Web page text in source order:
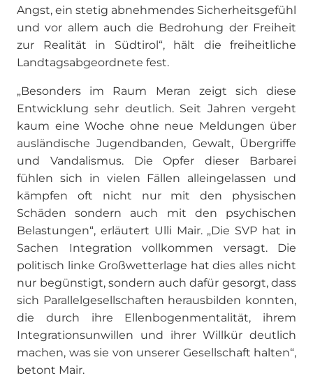
Angst, ein stetig abnehmendes Sicherheitsgefühl
und vor allem auch die Bedrohung der Freiheit
zur Realität in Südtirol“, hält die freiheitliche
Landtagsabgeordnete fest.
„Besonders im Raum Meran zeigt sich diese
Entwicklung sehr deutlich. Seit Jahren vergeht
kaum eine Woche ohne neue Meldungen über
ausländische Jugendbanden, Gewalt, Übergriffe
und Vandalismus. Die Opfer dieser Barbarei
fühlen sich in vielen Fällen alleingelassen und
kämpfen oft nicht nur mit den physischen
Schäden sondern auch mit den psychischen
Belastungen“, erläutert Ulli Mair. „Die SVP hat in
Sachen Integration vollkommen versagt. Die
politisch linke Großwetterlage hat dies alles nicht
nur begünstigt, sondern auch dafür gesorgt, dass
sich Parallelgesellschaften herausbilden konnten,
die durch ihre Ellenbogenmentalität, ihrem
Integrationsunwillen und ihrer Willkür deutlich
machen, was sie von unserer Gesellschaft halten“,
betont Mair.